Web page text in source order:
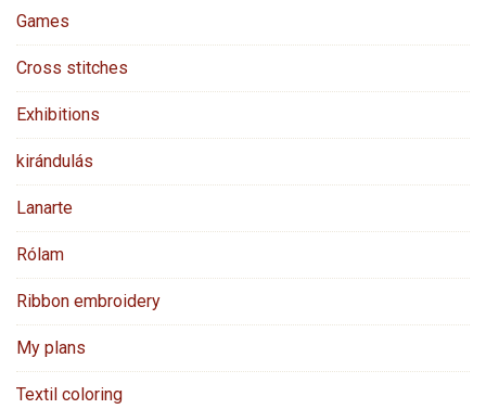
Games
Cross stitches
Exhibitions
kirándulás
Lanarte
Rólam
Ribbon embroidery
My plans
Textil coloring